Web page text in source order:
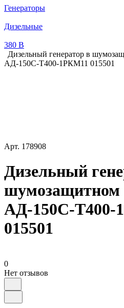
Генераторы
Дизельные
380 В
Дизельный генератор в
АД-150С-Т400-1РКМ11 015501
Арт. 178908
Дизельный
шумозащитном
АД-150С-Т400-
015501
0
Нет отзывов